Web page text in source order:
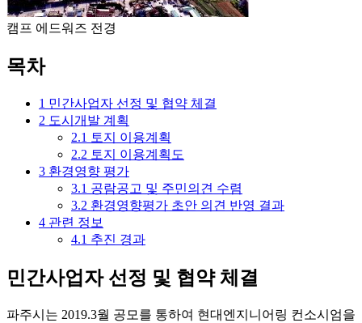
캠프 에드워즈 전경
목차
1 민간사업자 선정 및 협약 체결
2 도시개발 계획
2.1 토지 이용계획
2.2 토지 이용계획도
3 환경영향 평가
3.1 공람공고 및 주민의견 수렴
3.2 환경영향평가 초안 의견 반영 결과
4 관련 정보
4.1 추진 경과
민간사업자 선정 및 협약 체결
파주시는 2019.3월 공모를 통하여 현대엔지니어링 컨소시엄을